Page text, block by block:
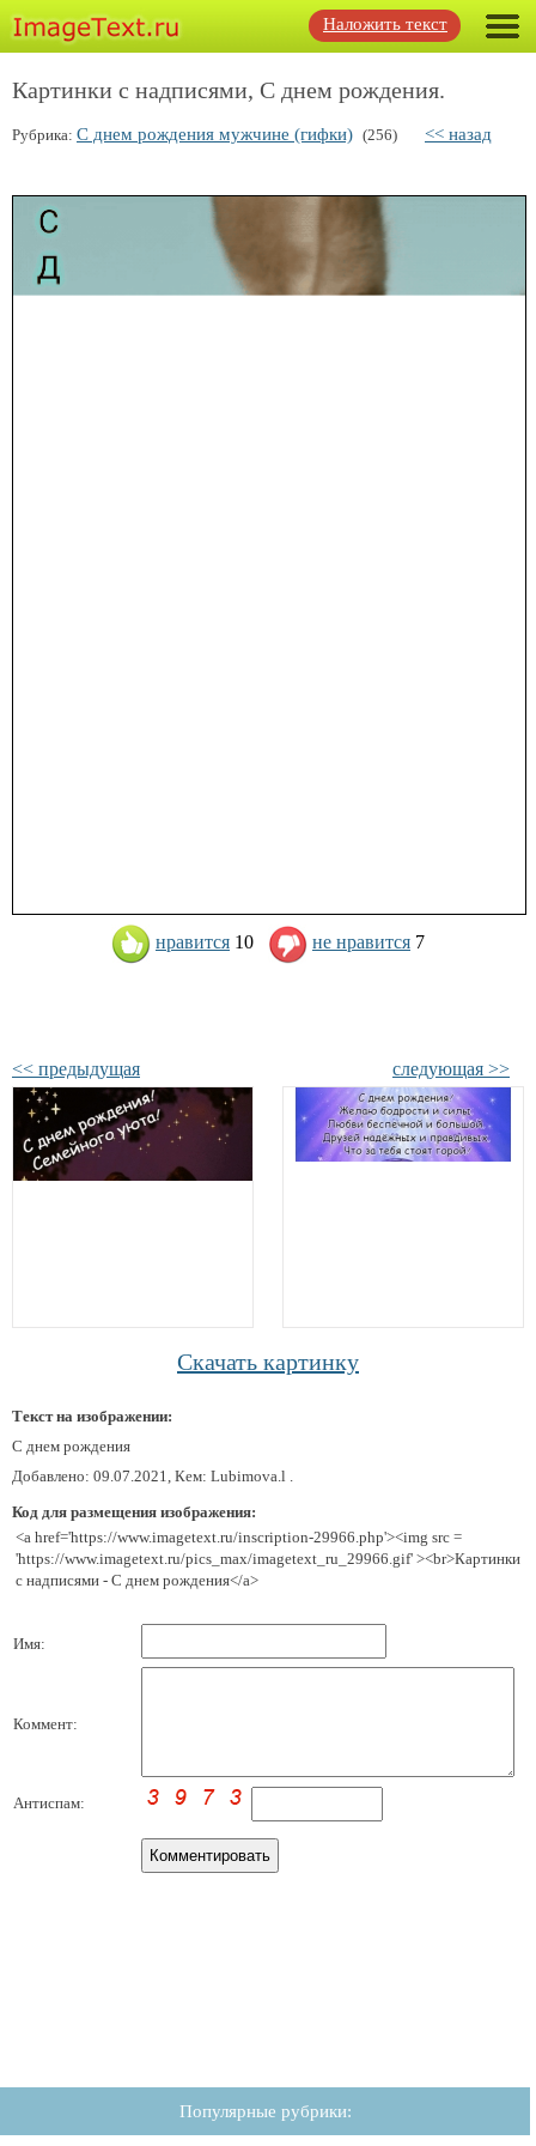
Наложить текст
Картинки с надписями, С днем рождения.
Рубрика: С днем рождения мужчине (гифки) (256) << назад
нравится 10 не нравится 7
<< предыдущая следующая >>
Скачать картинку
Текст на изображении:
С днем рождения
Добавлено: 09.07.2021, Кем: Lubimova.l .
Код для размещения изображения:
<a href='https://www.imagetext.ru/inscription-29966.php'><img src =
'https://www.imagetext.ru/pics_max/imagetext_ru_29966.gif' ><br>Картинки
с надписями - С днем рождения</a>
Имя:
Коммент:
Антиспам:
Популярные рубрики: